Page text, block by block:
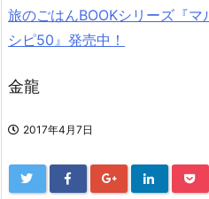
旅のごはんBOOKシリーズ『
シピ50』発売中！
金龍
2017年4月7日